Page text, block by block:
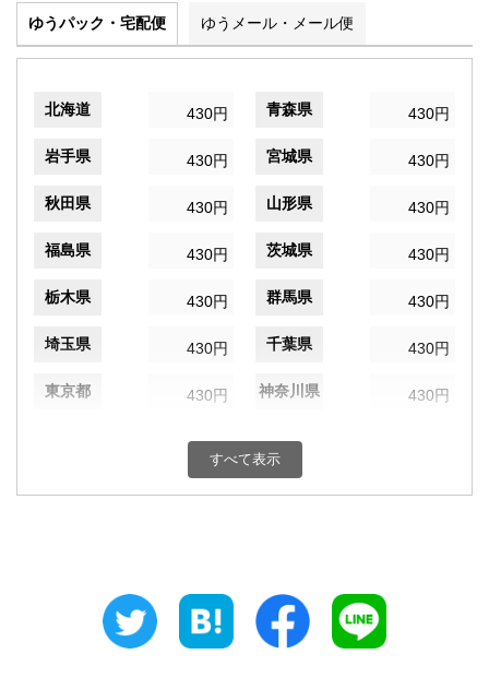
ゆうパック・宅配便 ゆうメール・メール便
北海道 430円 青森県 430円
岩手県 430円 宮城県 430円
秋田県 430円 山形県 430円
福島県 430円 茨城県 430円
栃木県 430円 群馬県 430円
埼玉県 430円 千葉県 430円
東京都 430円 神奈川県 430円
430円 富山県
430円 三重県
すべて表示